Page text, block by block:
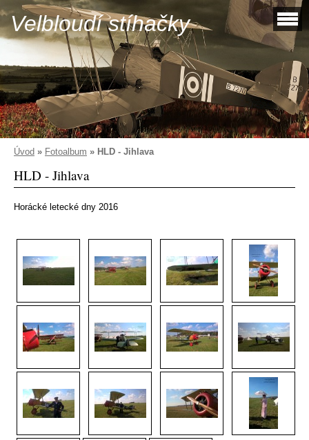
Velbloudí stíhačky
Úvod » Fotoalbum » HLD - Jihlava
HLD - Jihlava
Horácké letecké dny 2016